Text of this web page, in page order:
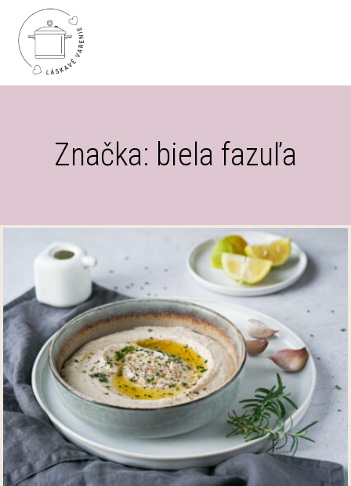
Značka: biela fazuľa